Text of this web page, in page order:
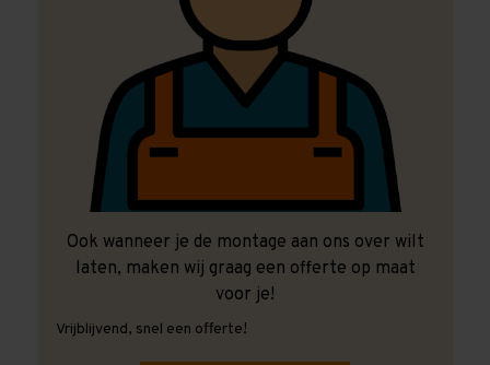
Ook wanneer je de montage aan ons over wilt
laten, maken wij graag een offerte op maat
voor je!
Vrijblijvend, snel een offerte!